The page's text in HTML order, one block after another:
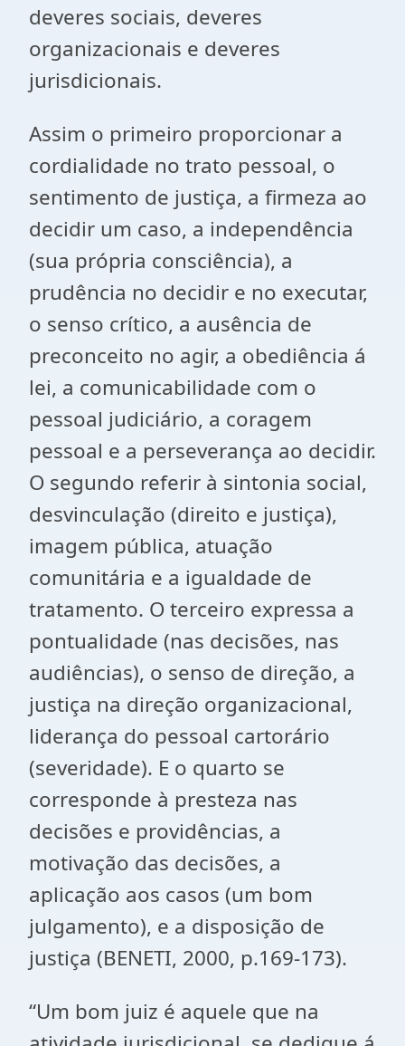
deveres sociais, deveres
organizacionais e deveres
jurisdicionais.
Assim o primeiro proporcionar a
cordialidade no trato pessoal, o
sentimento de justiça, a firmeza ao
decidir um caso, a independência
(sua própria consciência), a
prudência no decidir e no executar,
o senso crítico, a ausência de
preconceito no agir, a obediência á
lei, a comunicabilidade com o
pessoal judiciário, a coragem
pessoal e a perseverança ao decidir.
O segundo referir à sintonia social,
desvinculação (direito e justiça),
imagem pública, atuação
comunitária e a igualdade de
tratamento. O terceiro expressa a
pontualidade (nas decisões, nas
audiências), o senso de direção, a
justiça na direção organizacional,
liderança do pessoal cartorário
(severidade). E o quarto se
corresponde à presteza nas
decisões e providências, a
motivação das decisões, a
aplicação aos casos (um bom
julgamento), e a disposição de
justiça (BENETI, 2000, p.169-173).
“Um bom juiz é aquele que na